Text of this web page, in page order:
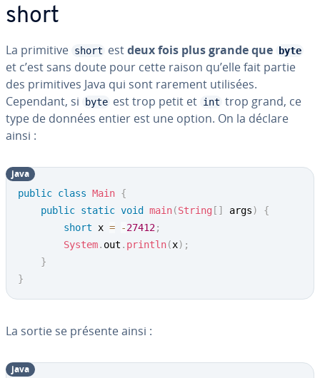
short
La primitive short estdeux fois plus grande que byte
et c’est sans doute pour cette raison qu’elle fait partie
des pri­mi­tives Java qui sont rarement utilisées.
Cependant, si
byte est trop petit et int trop grand, ce
type de données entier est une option. On la déclare
ainsi :
public class Main {
public static void main(String [ ] args)
{
short x = -27412;
System. out . println(x) ;
}
}
java
La sortie se présente ainsi :
java